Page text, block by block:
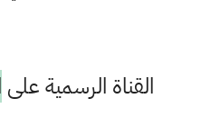
القناة الرسمية على